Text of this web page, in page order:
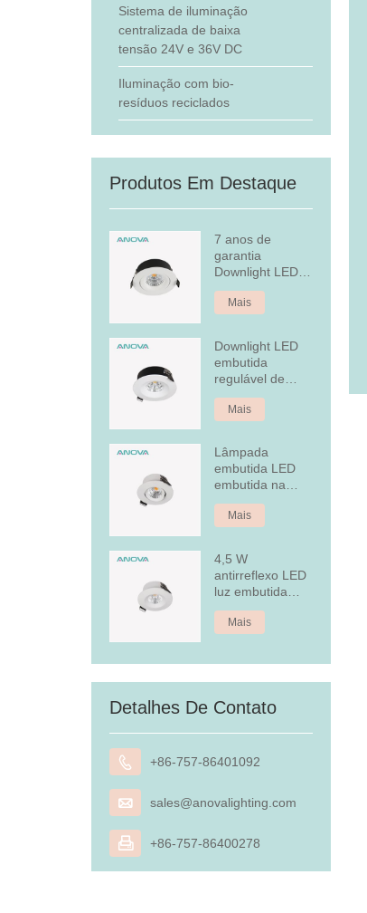
Sistema de iluminação
centralizada de baixa
tensão 24V e 36V DC
Iluminação com bio-
resíduos reciclados
Produtos Em Destaque
7 anos de
garantia
Downlight LED
embutido
regulável
Mais
Downlight LED
embutida
regulável de
alumínio fixo de
7 WMais
Lâmpada
embutida LED
embutida na
tampa traseira
Mais
4,5 W
antirreflexo LED
luz embutida
embutida
Mais
Detalhes De Contato
 +86-757-86401092
 sales@anovalighting.com
 +86-757-86400278